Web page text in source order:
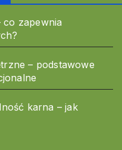
co zapewnia
– podstawowe
karna – jak